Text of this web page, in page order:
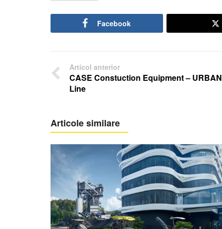
Facebook
Articol anterior
CASE Constuction Equipment – URBAN
Line
Articole similare